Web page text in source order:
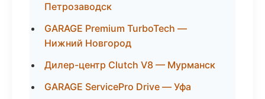
Петрозаводск
GARAGE Premium TurboTech —
Нижний Новгород
Дилер-центр Clutch V8 — Мурманск
GARAGE ServicePro Drive — Уфа